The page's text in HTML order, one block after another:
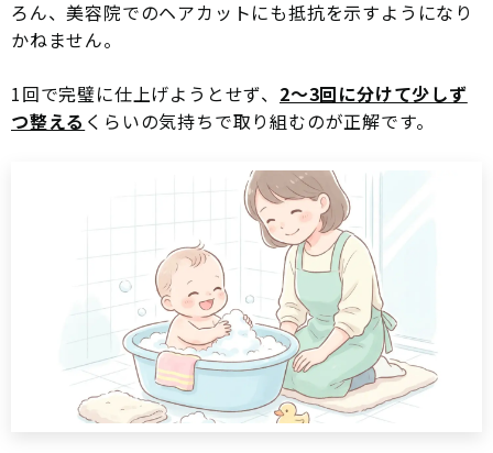
ろん、美容院でのヘアカットにも抵抗を示すようになり
かねません。
1回で完璧に仕上げようとせず、 2〜3回に分けて少しず
つ整える くらいの気持ちで取り組むのが正解です。